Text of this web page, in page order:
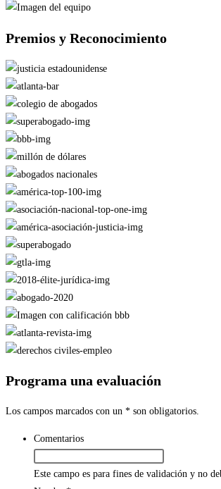
Premios y Reconocimiento
Programa una evaluación
Los campos marcados con un * son obligatorios.
Comentarios
Este campo es para fines de validación y no